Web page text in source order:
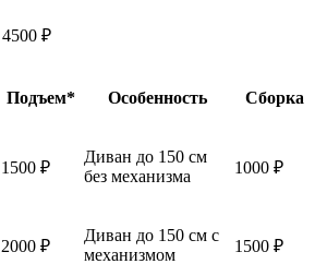
4500 ₽
Подъем* Особенность Сборка
1500 ₽
Диван до 150 см
без механизма
1000 ₽
2000 ₽
Диван до 150 см с
механизмом
1500 ₽